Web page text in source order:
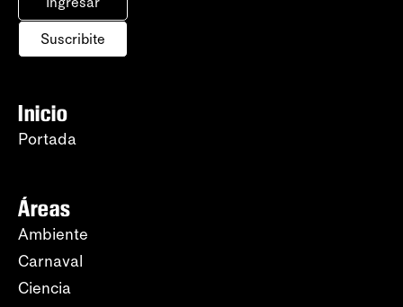
Suscribite
Inicio
Portada
Áreas
Ambiente
Carnaval
Ciencia